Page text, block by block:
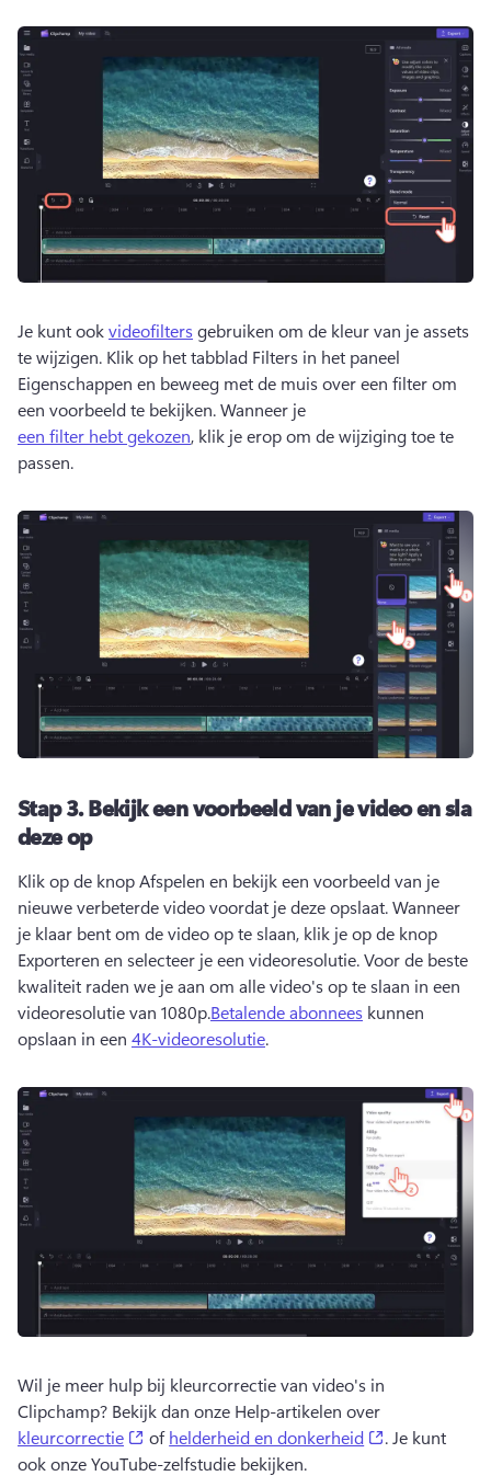
Je kunt ook videofilters gebruiken om de kleur van je assets
te wijzigen. Klik op het tabblad Filters in het paneel
Eigenschappen en beweeg met de muis over een filter om
een voorbeeld te bekijken. Wanneer je
een filter hebt gekozen, klik je erop om de wijziging toe te
passen.
Stap 3.Bekijk een voorbeeld van je video en sla
deze op
Klik op de knop Afspelen en bekijk een voorbeeld van je
nieuwe verbeterde video voordat je deze opslaat. Wanneer
je klaar bent om de video op te slaan, klik je op de knop
Exporteren en selecteer je een videoresolutie. Voor de beste
kwaliteit raden we je aan om alle video's op te slaan in een
videoresolutie van 1080p.Betalende abonnees kunnen
opslaan in een 4K-videoresolutie.
Wil je meer hulp bij kleurcorrectie van video's in
Clipchamp? Bekijk dan onze Help-artikelen over
kleurcorrectie
(opens in a new tab)
of helderheid en donkerheid (opens in a
. Je kunt
ook onze YouTube-zelfstudie bekijken.